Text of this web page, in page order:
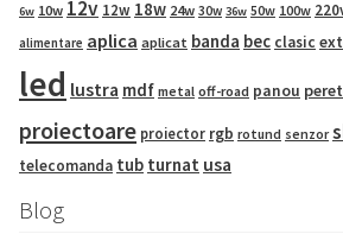
6w 10w 12v 12w 18w 24w 30w 36w 50w 100w
alimentare aplica aplicat banda bec clasic
led lustra mdf metal off-road panou
proiectoare proiector rgb rotund senzor
telecomanda tub turnat usa
Blog